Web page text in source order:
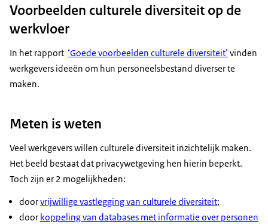
Voorbeelden culturele diversiteit op de
werkvloer
In het rapport ‘Goede voorbeelden culturele diversiteit’ vinden
werkgevers ideeën om hun personeelsbestand diverser te
maken.
Meten is weten
Veel werkgevers willen culturele diversiteit inzichtelijk maken.
Het beeld bestaat dat privacywetgeving hen hierin beperkt.
Toch zijn er 2 mogelijkheden:
doorvrijwillige vastlegging van culturele diversiteit;
door koppeling van databases met informatie over personen